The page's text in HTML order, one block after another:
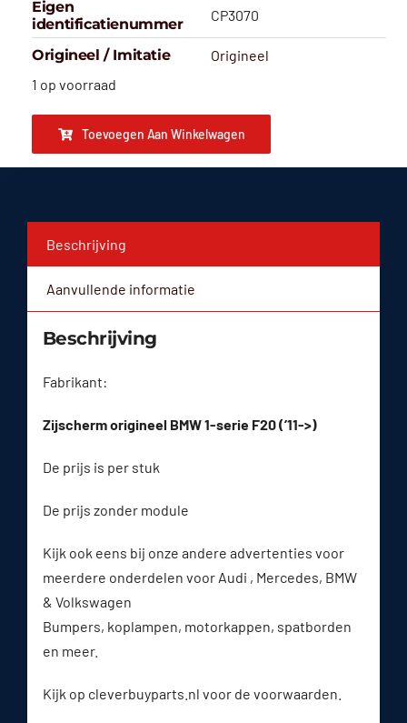
Eigen
identificatienummer
CP3070
Origineel / Imitatie
Origineel
1 op voorraad
Toevoegen Aan Winkelwagen
Beschrijving
Aanvullende informatie
Beschrijving
Fabrikant:
Zijscherm origineel BMW 1-serie F20 (’11->)
De prijs is per stuk
De prijs zonder module
Kijk ook eens bij onze andere advertenties voor
meerdere onderdelen voor Audi , Mercedes, BMW
& Volkswagen
Bumpers, koplampen, motorkappen, spatborden
en meer.
Kijk op cleverbuyparts.nl voor de voorwaarden.